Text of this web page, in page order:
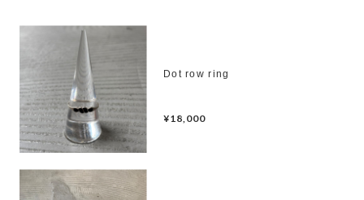
Dot row ring
¥18,000